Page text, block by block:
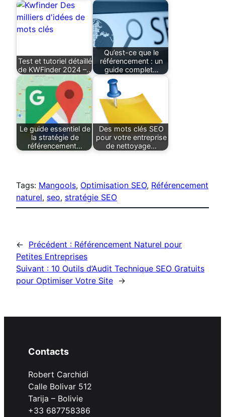
Test et tutoriel détaillé
de KWFinder 2024 –…
Qu’est-ce que le
référencement : un
guide complet…
Le guide essentiel de
la stratégie de
référencement…
Des mots clés SEO
pour votre entreprise
de nettoyage…
Tags: Mangools, Optimisation SEO, Référencement
naturel, seo, stratégie SEO
← Précédent : Référencement Naturel pour
Petites Entreprises
Suivant : 10 Outils d’Audit Technique SEO Gratuits
pour Optimiser Votre Site →
Contacts
Robert Carchidi
Calle Bolivar 512
Tarija – Bolivie
+33 687758386